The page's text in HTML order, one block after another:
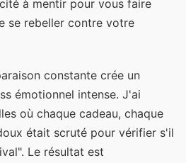
à mentir pour vous faire
se rebeller contre votre
constante crée un
émotionnel intense. J'ai
où chaque cadeau, chaque
était scruté pour vérifier s'il
Le résultat est